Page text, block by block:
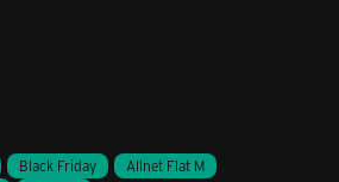
Black Friday
Allnet Flat M